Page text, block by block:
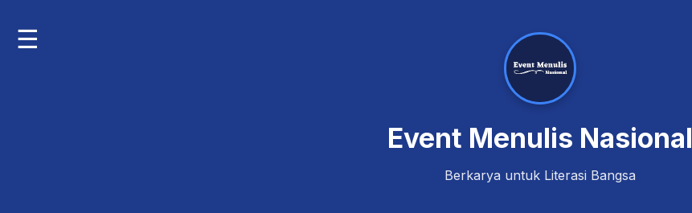
☰
Event Menulis Nasional
Berkarya untuk Literasi Bangsa